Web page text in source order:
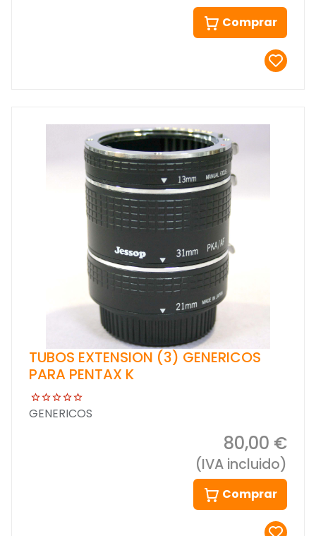
Comprar
TUBOS EXTENSION (3) GENERICOS
PARA PENTAX K
GENERICOS
80,00 €
(IVA incluido)
Comprar